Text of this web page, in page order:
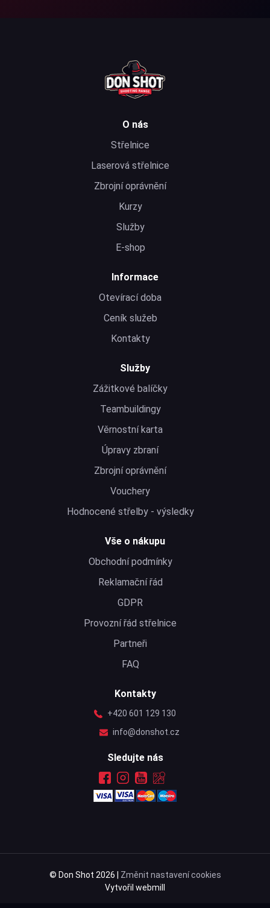
O nás
Střelnice
Laserová střelnice
Zbrojní oprávnění
Kurzy
Služby
E-shop
Informace
Otevírací doba
Ceník služeb
Kontakty
Služby
Zážitkové balíčky
Teambuildingy
Věrnostní karta
Úpravy zbraní
Zbrojní oprávnění
Vouchery
Hodnocené střelby - výsledky
Vše o nákupu
Obchodní podmínky
Reklamační řád
GDPR
Provozní řád střelnice
Partneři
FAQ
Kontakty
+420 601 129 130
info@donshot.cz
Sledujte nás
© Don Shot 2026 | Změnit nastavení cookies
Vytvořil webmill